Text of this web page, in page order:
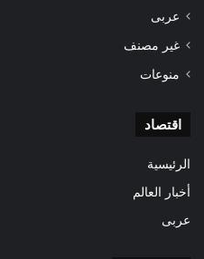
عربى
غير مصنف
منوعات
اقتصاد
الرئيسية
أخبار العالم
عربى